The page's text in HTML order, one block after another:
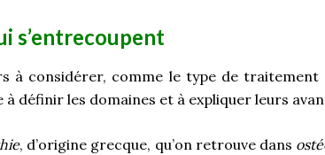
s’entrecoupent
à considérer, comme le type de traitement
définir les domaines et à expliquer leurs
, d’origine grecque, qu’on retrouve dans